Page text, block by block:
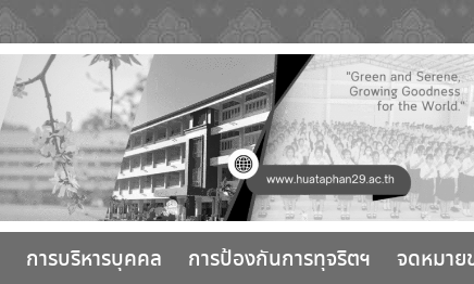
การบริหารบุคคล การป้องกันการทุจริตฯ จดหมาย